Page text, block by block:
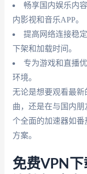
畅享国内娱乐内
内影视和音乐APP。
提高网络连接稳
下架和加载时间。
专为游戏和直播
环境。
无论是想要观看最
曲，还是在与国内
个全面的加速器如
方案。
免费VPN